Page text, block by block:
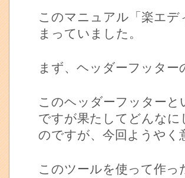
このマニュアル「楽エ
まっていました。
まず、ヘッダーフッター
このヘッダーフッター
ですが果たしてどんな
のですが、今回ようやく
このツールを使って作